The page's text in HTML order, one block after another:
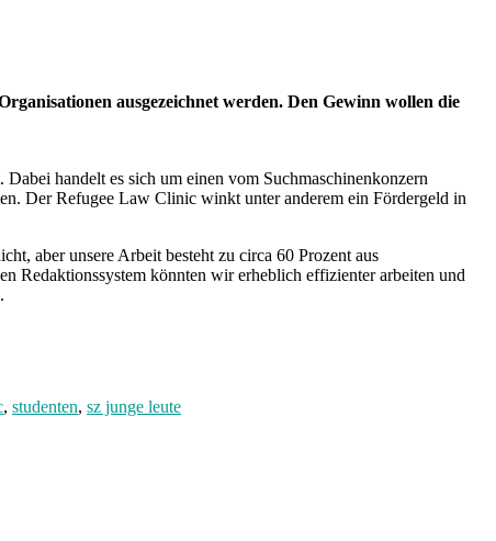
ausgezeichnet werden. Den Gewinn wollen die
handelt es sich um einen vom Suchmaschinenkonzern
Der Refugee Law Clinic winkt unter anderem ein Fördergeld in
aber unsere Arbeit besteht zu circa 60 Prozent aus
Redaktionssystem könnten wir erheblich effizienter arbeiten und
, studenten, sz junge leute